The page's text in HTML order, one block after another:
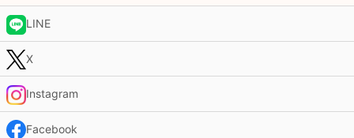
LINE
X
Instagram
Facebook